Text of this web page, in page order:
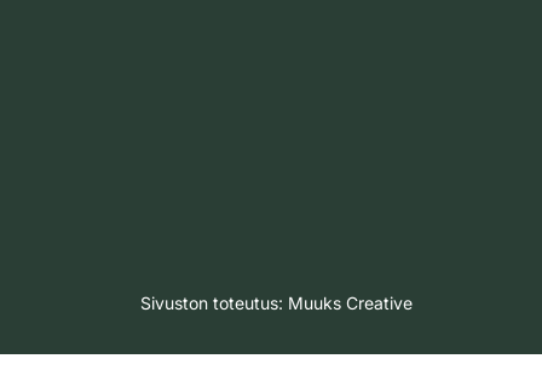
Sivuston toteutus: Muuks Creative